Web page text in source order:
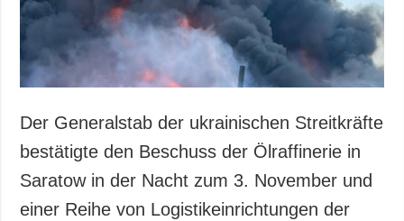
Der Generalstab der ukrainischen Streitkräfte
bestätigte den Beschuss der Ölraffinerie in
Saratow in der Nacht zum 3. November und
einer Reihe von Logistikeinrichtungen der